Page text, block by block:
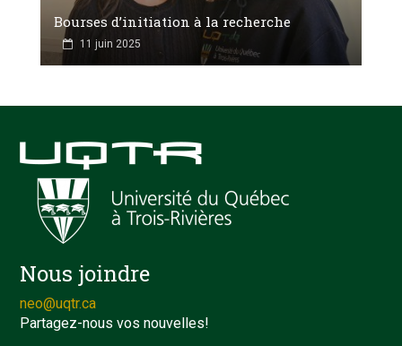
Bourses d’initiation à la recherche
11 juin 2025
Nous joindre
neo@uqtr.ca
Partagez-nous vos nouvelles!